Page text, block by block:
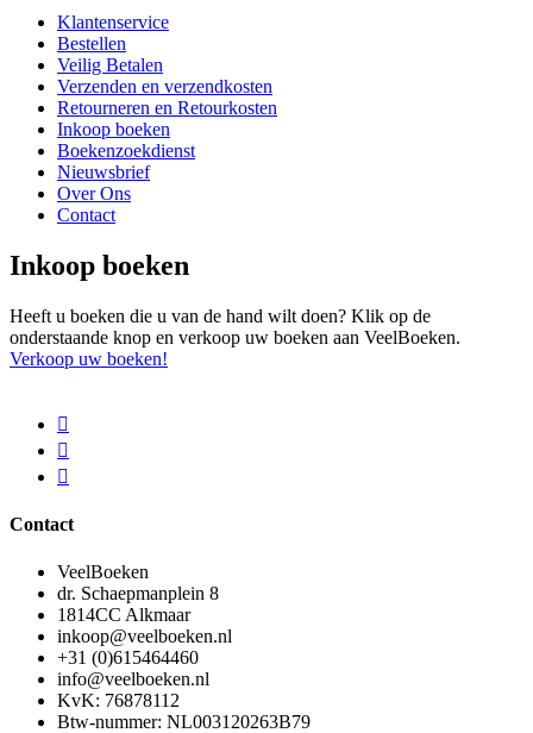
Klantenservice
Bestellen
Veilig Betalen
Verzenden en verzendkosten
Retourneren en Retourkosten
Inkoop boeken
Boekenzoekdienst
Nieuwsbrief
Over Ons
Contact
Inkoop boeken
Heeft u boeken die u van de hand wilt doen? Klik op de
onderstaande knop en verkoop uw boeken aan VeelBoeken.
Verkoop uw boeken!
Contact
VeelBoeken
dr. Schaepmanplein 8
1814CC Alkmaar
inkoop@veelboeken.nl
+31 (0)615464460
info@veelboeken.nl
KvK: 76878112
Btw-nummer: NL003120263B79